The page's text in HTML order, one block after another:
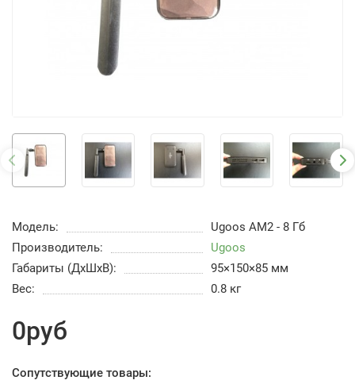
Модель:
Ugoos AM2 - 8 Гб
Производитель:
Ugoos
Габариты (ДхШхВ):
95×150×85 мм
Вес:
0.8 кг
0руб
Сопутствующие товары: